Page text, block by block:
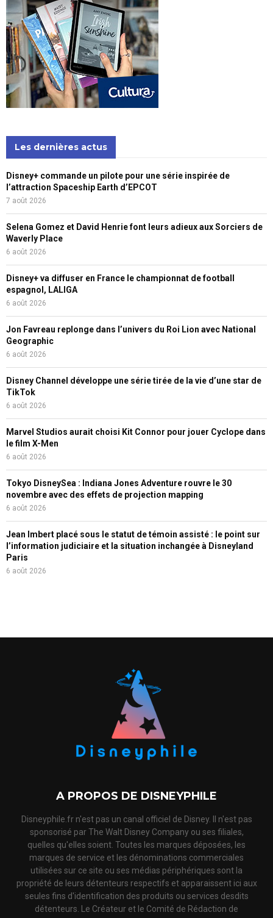
Les dernières actus
Disney+ commande un pilote pour une série inspirée de
l’attraction Spaceship Earth d’EPCOT
7 août 2026
Selena Gomez et David Henrie font leurs adieux aux Sorciers de
Waverly Place
6 août 2026
Disney+ va diffuser en France le championnat de football
espagnol, LALIGA
6 août 2026
Jon Favreau replonge dans l’univers du Roi Lion avec National
Geographic
6 août 2026
Disney Channel développe une série tirée de la vie d’une star de
TikTok
6 août 2026
Marvel Studios aurait choisi Kit Connor pour jouer Cyclope dans
le film X-Men
6 août 2026
Tokyo DisneySea : Indiana Jones Adventure rouvre le 30
novembre avec des effets de projection mapping
6 août 2026
Jean Imbert placé sous le statut de témoin assisté : le point sur
l’information judiciaire et la situation inchangée à Disneyland
Paris
6 août 2026
A PROPOS DE DISNEYPHILE
Disneyphile.fr n'est pas un canal officiel de Disney. Il n'est pas
sponsorisé par The Walt Disney Company ou ses filiales,
quelles qu'elles soient. Toutes les marques déposées, les
marques de service et les dénominations commerciales
utilisées sur ce site ou ses médias périphériques sont la
propriété de leurs détenteurs respectifs et apparaissent ici aux
seules fins d'identification des produits ou services desdits
détenteurs. Le Créateur et le Comité de Rédaction de